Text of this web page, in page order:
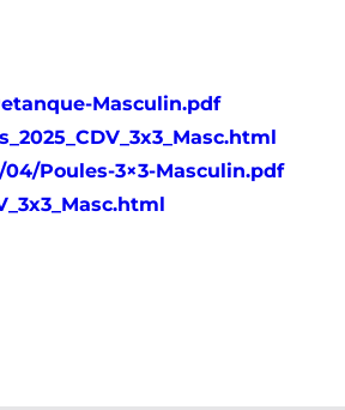
Masculin.pdf
Poules-3×3-Masculin.pdf